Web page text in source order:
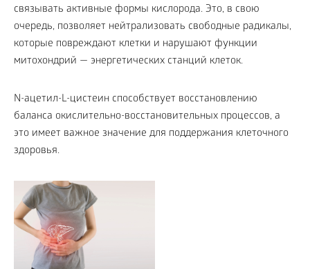
связывать активные формы кислорода. Это, в свою
очередь, позволяет нейтрализовать свободные радикалы,
которые повреждают клетки и нарушают функции
митохондрий — энергетических станций клеток.
N-ацетил-L-цистеин способствует восстановлению
баланса окислительно-восстановительных процессов, а
это имеет важное значение для поддержания клеточного
здоровья.